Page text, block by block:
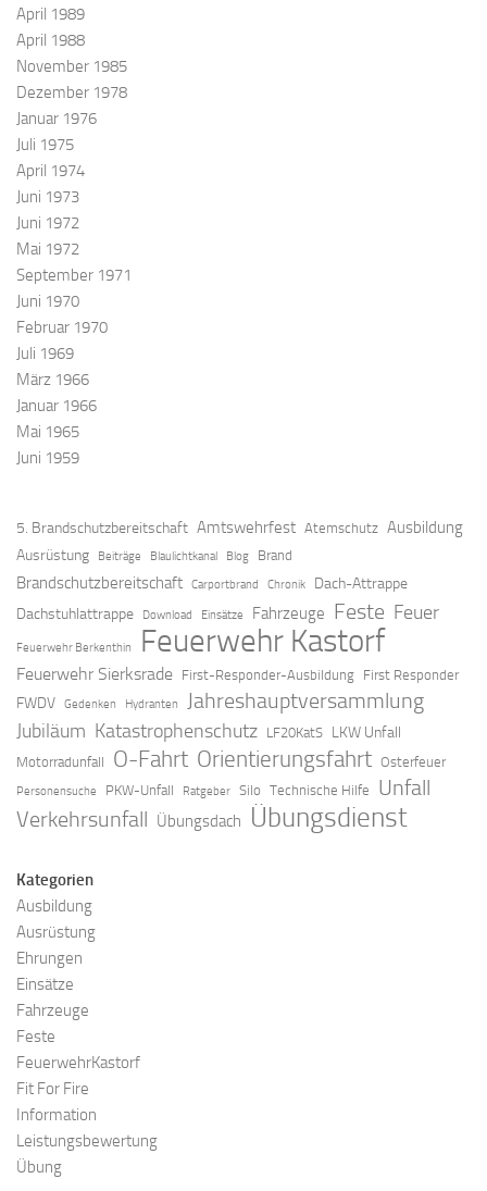
April 1989
April 1988
November 1985
Dezember 1978
Januar 1976
Juli 1975
April 1974
Juni 1973
Juni 1972
Mai 1972
September 1971
Juni 1970
Februar 1970
Juli 1969
März 1966
Januar 1966
Mai 1965
Juni 1959
5. Brandschutzbereitschaft Amtswehrfest Atemschutz Ausbildung
Ausrüstung Beiträge Blaulichtkanal Blog Brand
Brandschutzbereitschaft Carportbrand Chronik
Dach-Attrappe
Dachstuhlattrappe
Download Einsätze Fahrzeuge Feste Feuer
Feuerwehr Berkenthin Feuerwehr Kastorf
Feuerwehr Sierksrade First-Responder-Ausbildung First Responder
FWDV Gedenken Hydranten Jahreshauptversammlung
Jubiläum Katastrophenschutz LF20KatS LKW Unfall
Motorradunfall O-Fahrt Orientierungsfahrt Osterfeuer
Personensuche PKW-Unfall Ratgeber Silo Technische Hilfe Unfall
Verkehrsunfall Übungsdach Übungsdienst
Kategorien
Ausbildung
Ausrüstung
Ehrungen
Einsätze
Fahrzeuge
Feste
FeuerwehrKastorf
Fit For Fire
Information
Leistungsbewertung
Übung